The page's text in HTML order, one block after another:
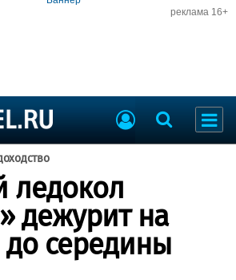
реклама 16+
ледокол
дежурит на
до середины